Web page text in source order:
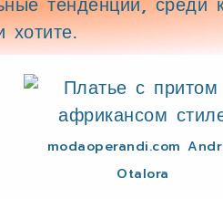
хотите.
modaoperandi.com
Otalora